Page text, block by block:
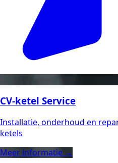
CV-ketel Service
Installatie, onderhoud en
ketels
Meer informatie →